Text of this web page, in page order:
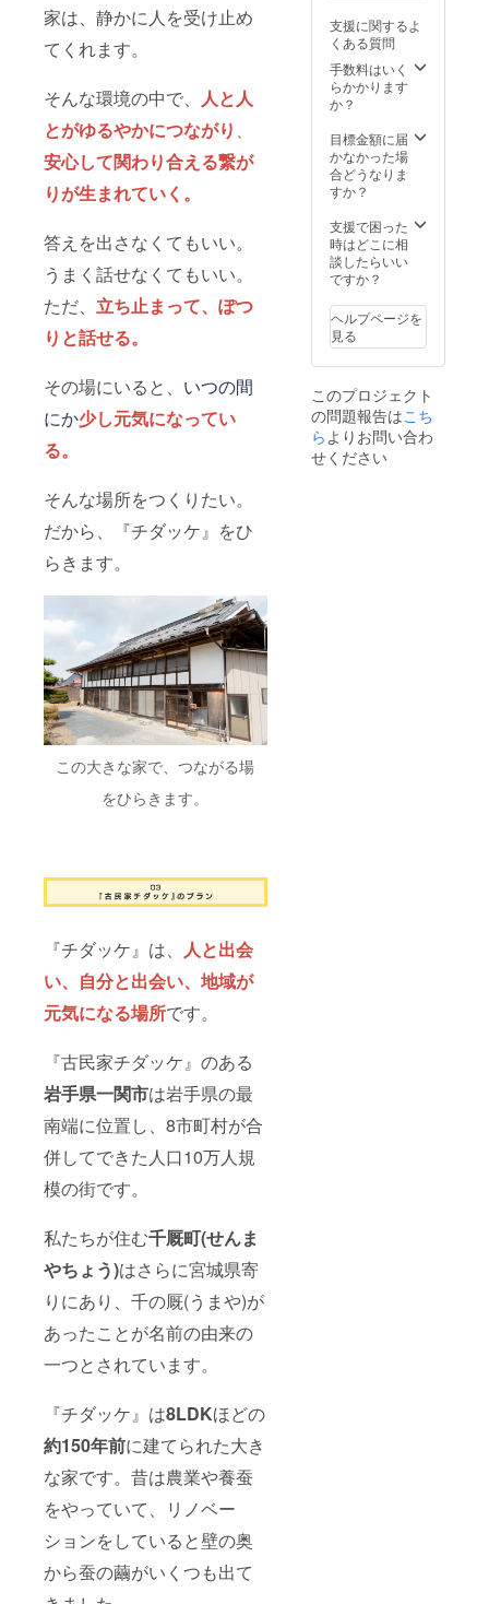
家は、静かに人を受け止め
てくれます。
そんな環境の中で、 人と人
とがゆるやかにつながり 、
安心して関わり合える繋が
りが生まれていく。
答えを出さなくてもいい。
うまく話せなくてもいい。
ただ、 立ち止まって、ぽつ
りと話せる。
その場にいると、 いつの間
にか少し元気になってい
る。
そんな場所をつくりたい。
だから、『チダッケ』をひ
らきます。
この大きな家で、つながる場
をひらきます。
『チダッケ』は、 人と出会
い、自分と出会い、地域が
元気になる場所です。
『古民家チダッケ』のある
岩手県一関市は岩手県の最
南端に位置し、8市町村が合
併してできた人口10万人規
模の街です。
私たちが住む千厩町(せんま
やちょう)はさらに宮城県寄
りにあり、千の厩(うまや)が
あったことが名前の由来の
一つとされています。
『チダッケ』は8LDKほどの
約150年前に建てられた大き
な家です。昔は農業や養蚕
をやっていて、リノベー
ションをしていると壁の奥
から蚕の繭がいくつも出て
支援に関するよ
くある質問
手数料はいく
らかかります
か？
目標金額に届
かなかった場
合どうなりま
すか？
支援で困った
時はどこに相
談したらいい
ですか？
ヘルプページを
見る
このプロジェクト
の問題報告はこち
らよりお問い合わ
せください